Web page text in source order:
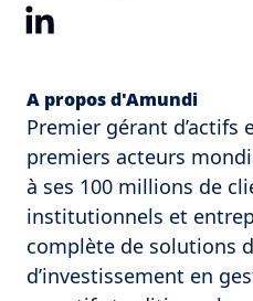
A propos d'Amundi
Premier gérant d’actifs
premiers acteurs
à ses 100 millions de
institutionnels et
complète de solutions
d’investissement en